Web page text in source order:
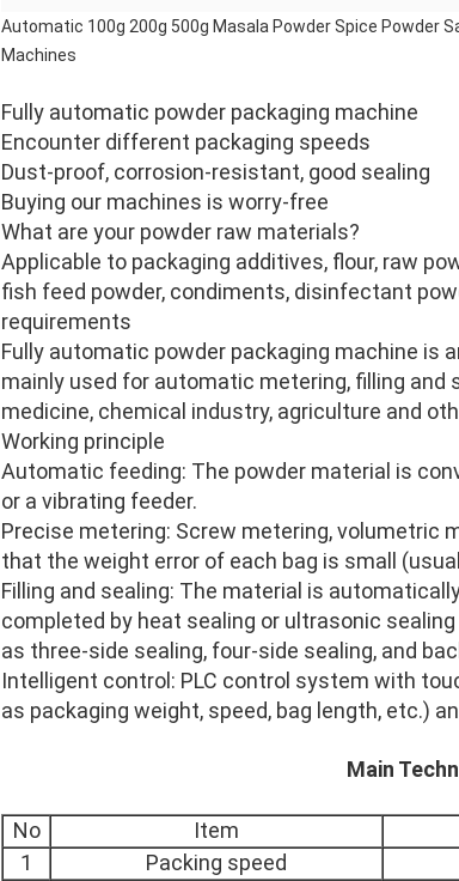
Automatic 100g 200g 500g Masala Powder Spice Powder
Machines
Fully automatic powder packaging machine
Encounter different packaging speeds
Dust-proof, corrosion-resistant, good sealing
Buying our machines is worry-free
What are your powder raw materials?
Applicable to packaging additives, flour, raw
fish feed powder, condiments, disinfectant
requirements
Fully automatic powder packaging machine is
mainly used for automatic metering, filling and
medicine, chemical industry, agriculture and
Working principle
Automatic feeding: The powder material is
or a vibrating feeder.
Precise metering: Screw metering, volumetric
that the weight error of each bag is small
Filling and sealing: The material is
completed by heat sealing or ultrasonic
as three-side sealing, four-side sealing, and
Intelligent control: PLC control system with
as packaging weight, speed, bag length, etc.)
Main
No Item
1
Packing speed